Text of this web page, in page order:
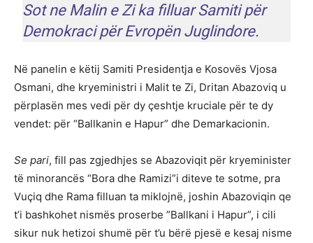
Sot ne Malin e Zi ka filluar Samiti për
Demokraci për Evropën Juglindore.
Në panelin e këtij Samiti Presidentja e Kosovës Vjosa
Osmani, dhe kryeministri i Malit te Zi, Dritan Abazoviq u
përplasën mes vedi për dy çeshtje kruciale për te dy
vendet: për “Ballkanin e Hapur” dhe Demarkacionin.
Se pari, fill pas zgjedhjes se Abazoviqit për kryeminister
të minorancës “Bora dhe Ramizi”i diteve te sotme, pra
Vuçiq dhe Rama filluan ta miklojnë, joshin Abazoviqin qe
t’i bashkohet nismës proserbe ”Ballkani i Hapur”, i cili
sikur nuk hetizoi shumë për t’u bërë pjesë e kesaj nisme